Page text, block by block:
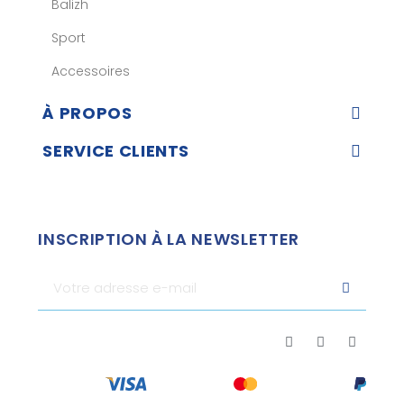
Balizh
Sport
Accessoires
À PROPOS
SERVICE CLIENTS
INSCRIPTION À LA NEWSLETTER